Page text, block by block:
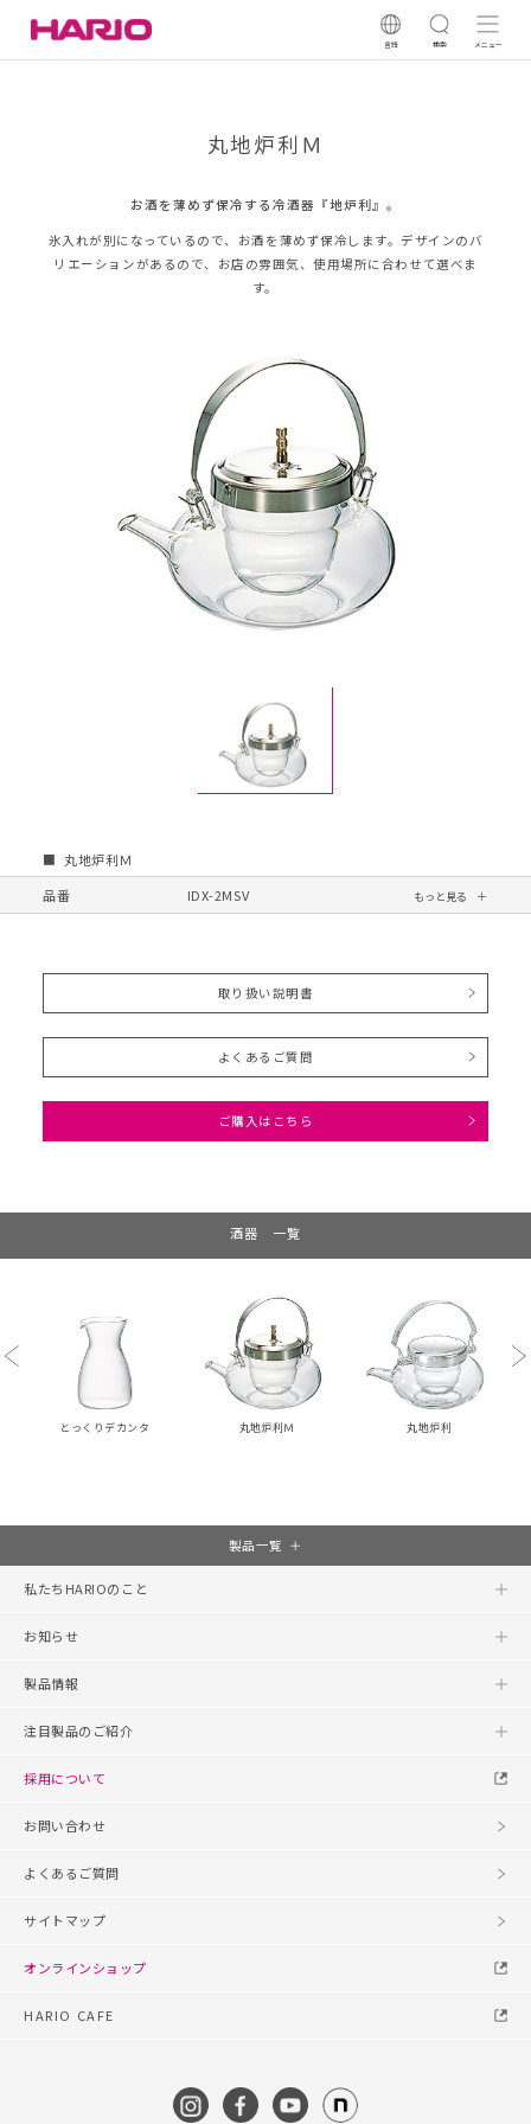
言語 検索 メニュー
丸地炉利Ｍ
お酒を薄めず保冷する冷酒器『地炉利』。
氷入れが別になっているので、お酒を薄めず保冷します。デザインのバ
リエーションがあるので、お店の雰囲気、使用場所に合わせて選べま
す。
丸地炉利Ｍ
品番
IDX-2MSV
取り扱い説明書
よくあるご質問
ご購入はこちら
酒器 一覧
Previous
とっくりデカンタ 丸地炉利Ｍ 丸地炉利
製品一覧
私たちHARIOのこと
お知らせ
製品情報
注目製品のご紹介
採用について
お問い合わせ
よくあるご質問
サイトマップ
オンラインショップ
HARIO CAFE